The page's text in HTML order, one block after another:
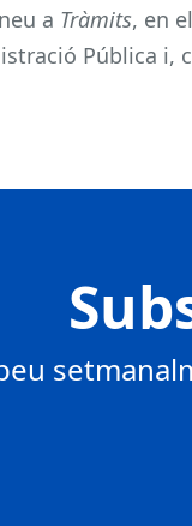
a Tràmits, en
Pública i,